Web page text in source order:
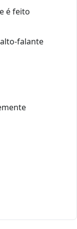
é feito
falante